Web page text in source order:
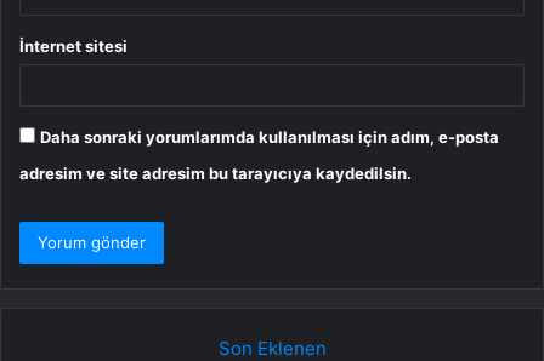
İnternet sitesi
Daha sonraki yorumlarımda kullanılması için adım, e-posta
adresim ve site adresim bu tarayıcıya kaydedilsin.
Son Eklenen